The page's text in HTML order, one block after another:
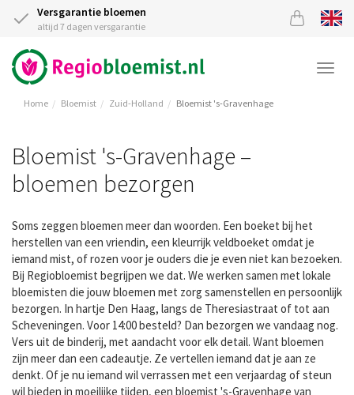
Versgarantie bloemen
altijd 7 dagen versgarantie
Home Bloemist Zuid-Holland Bloemist 's-Gravenhage
Bloemist 's-Gravenhage –
bloemen bezorgen
Soms zeggen bloemen meer dan woorden. Een boeket bij het
herstellen van een vriendin, een kleurrijk veldboeket omdat je
iemand mist, of rozen voor je ouders die je even niet kan bezoeken.
Bij Regiobloemist begrijpen we dat. We werken samen met lokale
bloemisten die jouw bloemen met zorg samenstellen en persoonlijk
bezorgen. In hartje Den Haag, langs de Theresiastraat of tot aan
Scheveningen. Voor 14:00 besteld? Dan bezorgen we vandaag nog.
Vers uit de binderij, met aandacht voor elk detail. Want bloemen
zijn meer dan een cadeautje. Ze vertellen iemand dat je aan ze
denkt. Of je nu iemand wil verrassen met een verjaardag of steun
wil bieden in moeilijke tijden, een bloemist 's-Gravenhage van